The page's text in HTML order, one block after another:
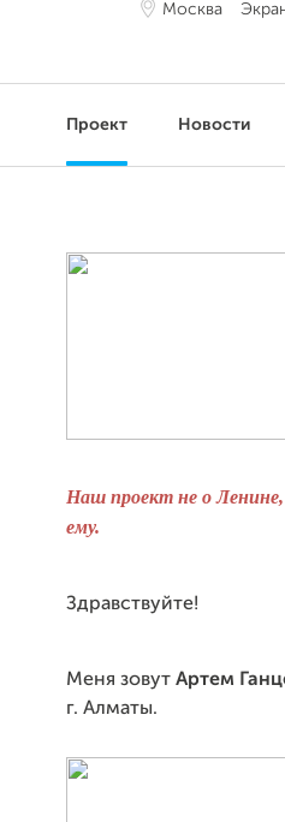
Москва
Проект Новости
Наш проект не о
ему.
Здравствуйте!
Меня зовут Артем
г. Алматы.